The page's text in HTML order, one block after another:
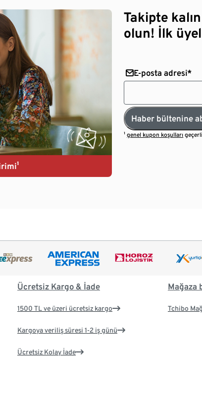
Takipte
olun! İlk
E-posta adresi*
Haber bültenine
¹genel kupon koşulları
Ücretsiz Kargo & İade
1500 TL ve üzeri ücretsiz kargo
Kargoya veriliş süresi 1-2 iş günü
Ücretsiz Kolay İade
Mağaza
Tchibo